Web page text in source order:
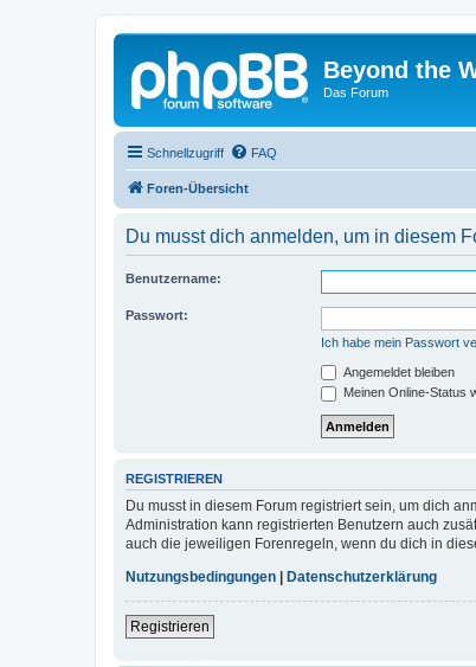
Beyond the
Das Forum
Schnellzugriff FAQ
Foren-Übersicht
Du musst dich anmelden, um in diesem
Benutzername:
Passwort:
Ich habe mein Passwort
Angemeldet bleiben
Meinen Online-Status
REGISTRIEREN
Du musst in diesem Forum registriert sein, um dich
Administration kann registrierten Benutzern auch
auch die jeweiligen Forenregeln, wenn du dich in
Nutzungsbedingungen
Datenschutzerklärung
Registrieren